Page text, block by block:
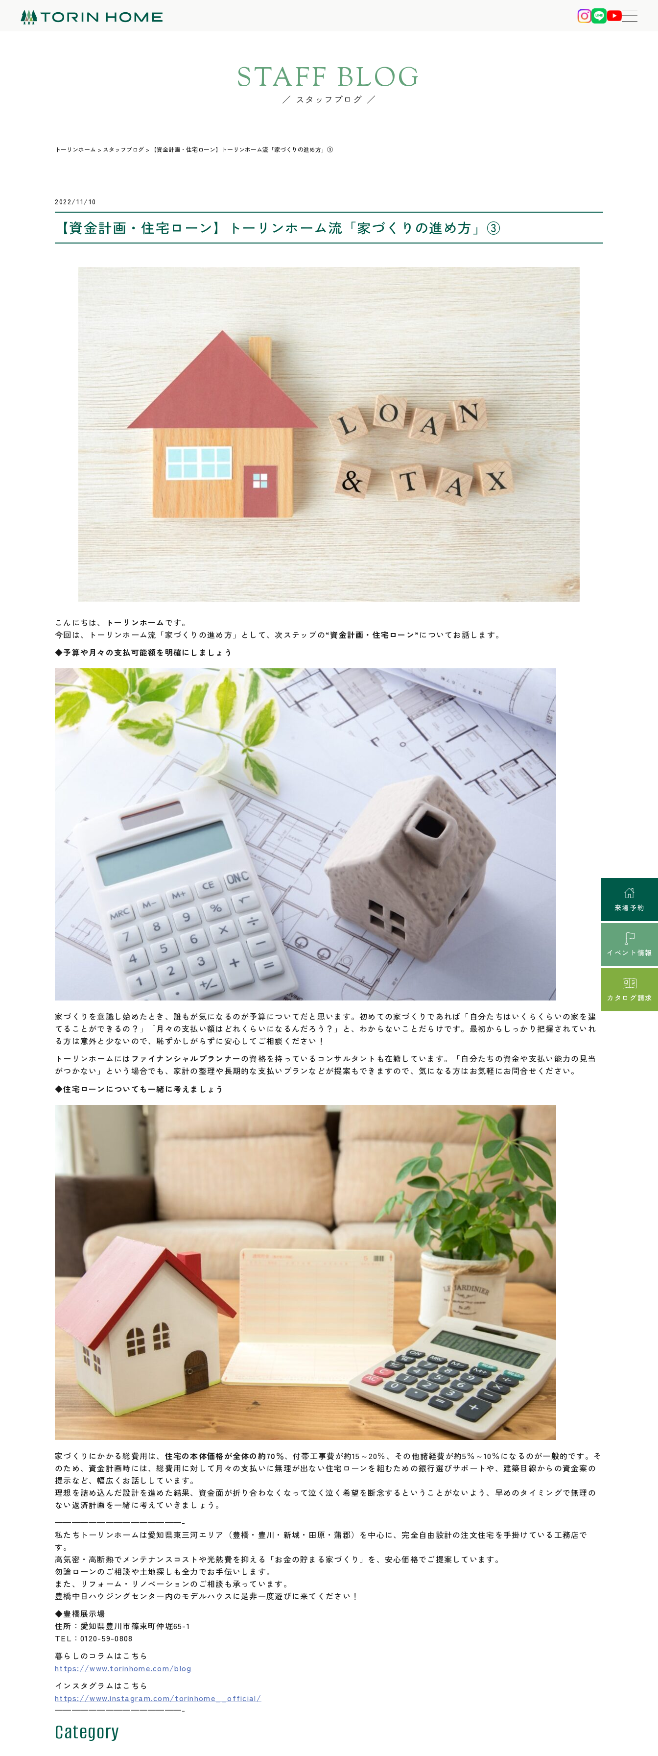
STAFF BLOG
スタッフブログ
トーリンホーム > スタッフブログ > 【資金計画・住宅ローン】トーリンホーム流「家づくりの進め方」③
2022/11/10
【資金計画・住宅ローン】トーリンホーム流「家づくりの進め方」③
こんにちは、 トーリンホームです。
今回は、トーリンホーム流「家づくりの進め方」として、次ステップの“資金計画・住宅ローン”についてお話します。
◆予算や月々の支払可能額を明確にしましょう
家づくりを意識し始めたとき、誰もが気になるのが予算についてだと思います。初めての家づくりであれば「自分たちはいくらくらいの家を建
てることができるの？」「月々の支払い額はどれくらいになるんだろう？」と、わからないことだらけです。最初からしっかり把握されていれ
る方は意外と少ないので、恥ずかしがらずに安心してご相談ください！
トーリンホームには ファイナンシャルプランナーの資格を持っているコンサルタントも在籍しています。「自分たちの資金や支払い能力の見当
がつかない」という場合でも、家計の整理や長期的な支払いプランなどが提案もできますので、気になる方はお気軽にお問合せください。
◆住宅ローンについても一緒に考えましょう
家づくりにかかる総費用は、 住宅の本体価格が全体の約70％、付帯工事費が約15～20％、その他諸経費が約5％～10％になるのが一般的です。そ
のため、資金計画時には、総費用に対して月々の支払いに無理が出ない住宅ローンを組むための銀行選びサポートや、建築目線からの資金案の
提示など、幅広くお話ししています。
理想を詰め込んだ設計を進めた結果、資金面が折り合わなくなって泣く泣く希望を断念するということがないよう、早めのタイミングで無理の
ない返済計画を一緒に考えていきましょう。
———————————————-
私たちトーリンホームは愛知県東三河エリア（豊橋・豊川・新城・田原・蒲郡）を中心に、完全自由設計の注文住宅を手掛けている工務店で
す。
高気密・高断熱でメンテナンスコストや光熱費を抑える「お金の貯まる家づくり」を、安心価格でご提案しています。
勿論ローンのご相談や土地探しも全力でお手伝いします。
また、リフォーム・リノベーションのご相談も承っています。
豊橋中日ハウジングセンター内のモデルハウスに是非一度遊びに来てください！
◆豊橋展示場
住所：愛知県豊川市篠束町仲堀65-1
TEL：0120-59-0808
暮らしのコラムはこちら
https://www.torinhome.com/blog
インスタグラムはこちら
https://www.instagram.com/torinhome__official/
———————————————-
Category
来場予約
イベント情報
カタログ請求